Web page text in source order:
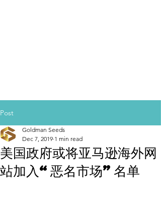
Post
美国政府或将亚马逊海外网
站加入“恶名市场”名单
Goldman Seeds
Dec 7, 2019 1 min read